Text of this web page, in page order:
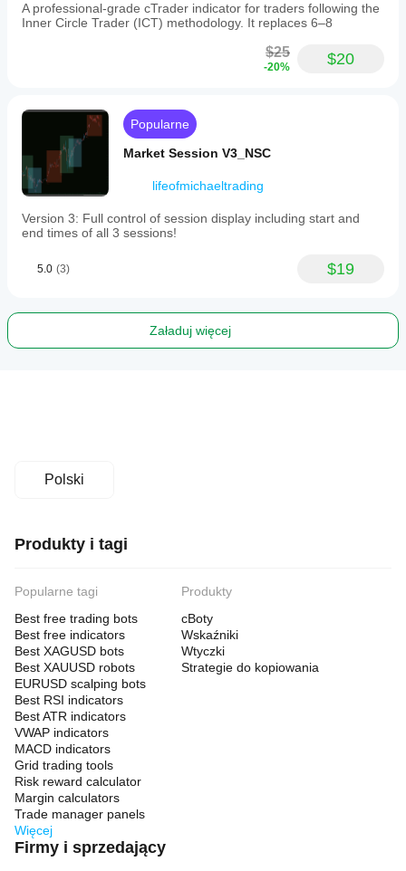
A professional-grade cTrader indicator for traders following the
Inner Circle Trader (ICT) methodology. It replaces 6–8
$25
-20% $20
Popularne
Market Session V3_NSC
lifeofmichaeltrading
Version 3: Full control of session display including start and
end times of all 3 sessions!
5.0 (3) $19
Załaduj więcej
Polski
Produkty i tagi
Popularne tagi
Best free trading bots
Best free indicators
Best XAGUSD bots
Best XAUUSD robots
EURUSD scalping bots
Best RSI indicators
Best ATR indicators
VWAP indicators
MACD indicators
Grid trading tools
Risk reward calculator
Margin calculators
Trade manager panels
Więcej
Produkty
cBoty
Wskaźniki
Wtyczki
Strategie do kopiowania
Firmy i sprzedający